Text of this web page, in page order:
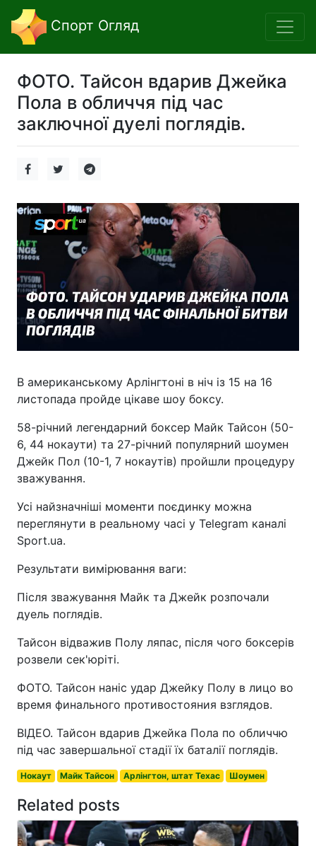
Спорт Огляд
ФОТО. Тайсон вдарив Джейка
Пола в обличчя під час
заключної дуелі поглядів.
В американському Арлінгтоні в ніч із 15 на 16
листопада пройде цікаве шоу боксу.
58-річний легендарний боксер Майк Тайсон (50-
6, 44 нокаути) та 27-річний популярний шоумен
Джейк Пол (10-1, 7 нокаутів) пройшли процедуру
зважування.
Усі найзначніші моменти поєдинку можна
переглянути в реальному часі у Telegram каналі
Sport.ua.
Результати вимірювання ваги:
Після зважування Майк та Джейк розпочали
дуель поглядів.
Тайсон відважив Полу ляпас, після чого боксерів
розвели сек'юріті.
ФОТО. Тайсон наніс удар Джейку Полу в лицо во
время финального противостояния взглядов.
ВІДЕО. Тайсон вдарив Джейка Пола по обличчю
під час завершальної стадії їх баталії поглядів.
Нокаут Майк Тайсон Арлінгтон, штат Техас Шоумен
Related posts